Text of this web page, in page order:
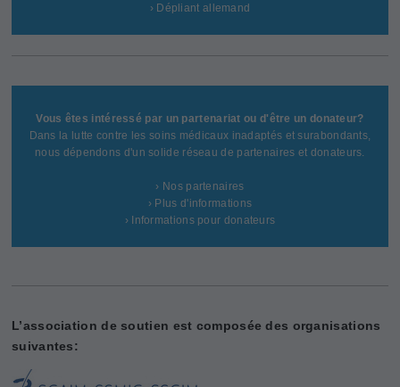
› Dépliant allemand
Vous êtes intéressé par un partenariat ou d'être un donateur?
Dans la lutte contre les soins médicaux inadaptés et surabondants,
nous dépendons d'un solide réseau de partenaires et donateurs.
› Nos partenaires
› Plus d'informations
› Informations pour donateurs
L’association de soutien est composée des organisations
suivantes: